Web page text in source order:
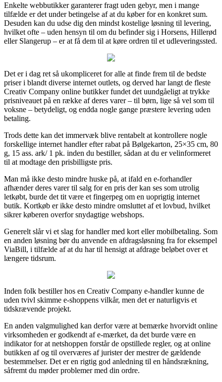
Enkelte webbutikker garanterer fragt uden gebyr, men i mange
tilfælde er det under betingelse af at du køber for en konkret sum.
Desuden kan du udse dig den mindst kostelige løsning til levering,
hvilket ofte – uden hensyn til om du befinder sig i Horsens, Hillerød
eller Slangerup – er at få dem til at køre ordren til et udleveringssted.
Det er i dag ret så ukompliceret for alle at finde frem til de bedste
priser i blandt diverse internet outlets, og derved har langt de fleste
Creativ Company online butikker fundet det uundgåeligt at trykke
prisniveauet på en række af deres varer – til børn, lige så vel som til
voksne – betydeligt, og endda nogle gange præstere levering uden
betaling.
Trods dette kan det immervæk blive rentabelt at kontrollere nogle
forskellige internet handler efter rabat på Bølgekarton, 25×35 cm, 80
g, 15 ass. ark/ 1 pk. inden du bestiller, sådan at du er velinformeret
til at modtage den prisbilligste pris.
Man må ikke desto mindre huske på, at ifald en e-forhandler
afhænder deres varer til salg for en pris der kan ses som utrolig
letkøbt, burde det tit være et fingerpeg om en uoprigtig internet
butik. Kortkøb er ikke desto mindre omsluttet af et lovbud, hvilket
sikrer køberen overfor snydagtige webshops.
Generelt slår vi et slag for handler med kort eller mobilbetaling. Som
en anden løsning bør du anvende en afdragsløsning fra for eksempel
ViaBill, i tilfælde af at du har til hensigt at afdrage beløbet over et
længere tidsrum.
Inden folk bestiller hos en Creativ Company e-handler kunne de
uden tvivl skimme e-shoppens vilkår, men det er naturligvis et
tidskrævende projekt.
En anden valgmulighed kan derfor være at bemærke hvorvidt online
virksomheden er godkendt af e-mærket, da det burde være en
indikator for at netshoppen forstår de opstillede regler, og at online
butikken af og til overværes af jurister der mestrer de gældende
bestemmelser. Det er en rigtig god anledning til en håndsrækning,
såfremt du møder problemer med din ordre.